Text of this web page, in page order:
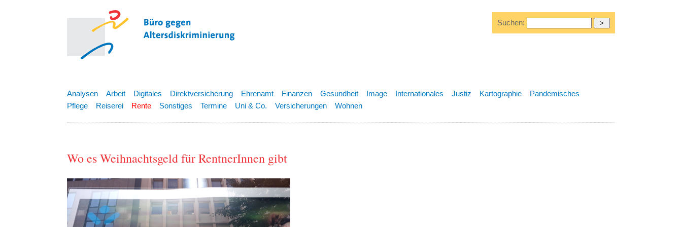
Suchen:
Analysen Arbeit Digitales Direktversicherung Ehrenamt Finanzen Gesundheit Image Internationales Justiz Kartographie
Pandemisches
Pflege
Reiserei Rente Sonstiges Termine Uni & Co. Versicherungen Wohnen
Wo es Weihnachtsgeld für RentnerInnen gibt